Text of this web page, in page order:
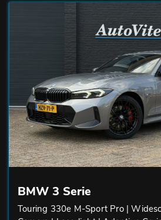
BMW 3 Serie
Touring 330e M-Sport Pro |